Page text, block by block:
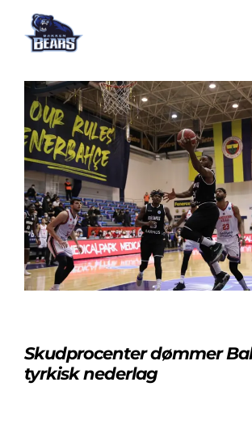
Skudprocenter dømmer
tyrkisk nederlag